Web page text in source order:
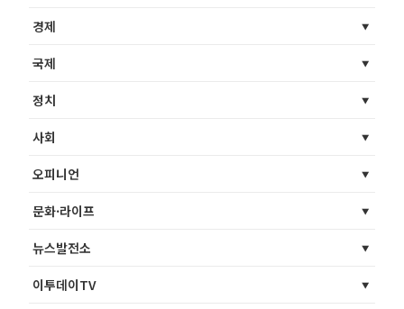
경제
국제
정치
사회
오피니언
문화·라이프
뉴스발전소
이투데이TV